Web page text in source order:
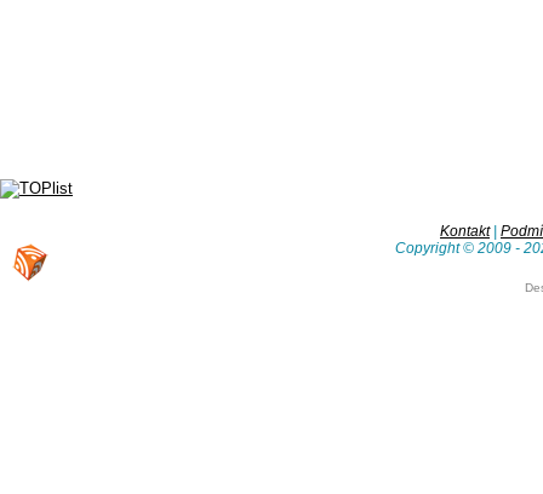
Kontakt|
Copyright © 2009 -